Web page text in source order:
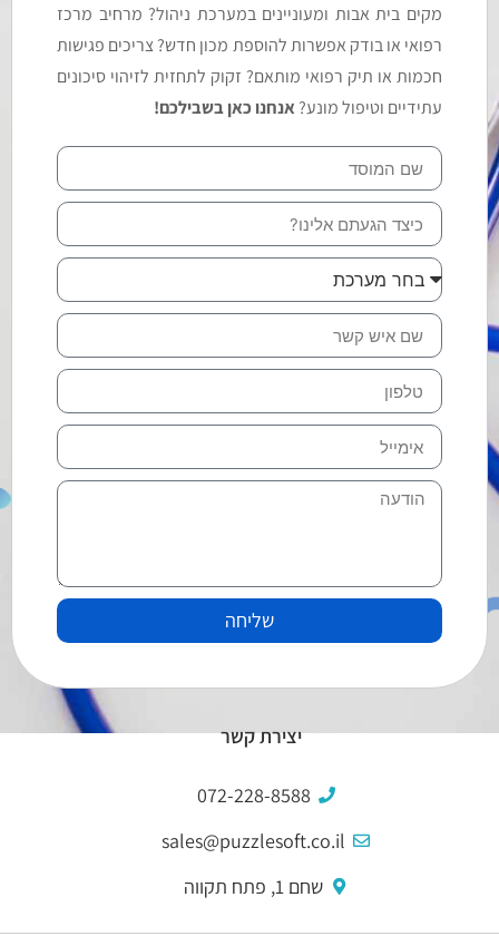
מקים בית אבות ומעוניינים במערכת ניהול? מרחיב מרכז
רפואי או בודק אפשרות להוספת מכון חדש? צריכים פגישות
חכמות או תיק רפואי מותאם? זקוק לתחזית לזיהוי סיכונים
עתידיים וטיפול מונע? אנחנו כאן בשבילכם!
שליחה
יצירת קשר
072-228-8588
sales@puzzlesoft.co.il
שחם 1, פתח תקווה